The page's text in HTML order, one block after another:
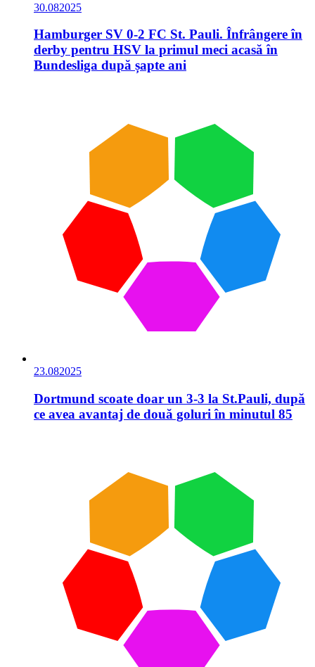
30.082025
Hamburger SV 0-2 FC St. Pauli. Înfrângere în
derby pentru HSV la primul meci acasă în
Bundesliga după șapte ani
23.082025
Dortmund scoate doar un 3-3 la St.Pauli, după
ce avea avantaj de două goluri în minutul 85